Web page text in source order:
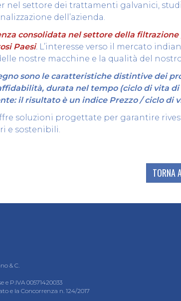
nel settore dei trattamenti galvanici,
dell’azienda.
consolidata nel settore della
Paesi. L’interesse verso il mercato
nostre macchine e la qualità del
sono le caratteristiche distintive dei
durata nel tempo (ciclo di vita
il risultato è un indice Prezzo / ciclo di
soluzioni progettate per garantire
e sostenibili.
TORNA
& C.
e P.IVA 00571420033
e la Concorrenza n. 124/2017